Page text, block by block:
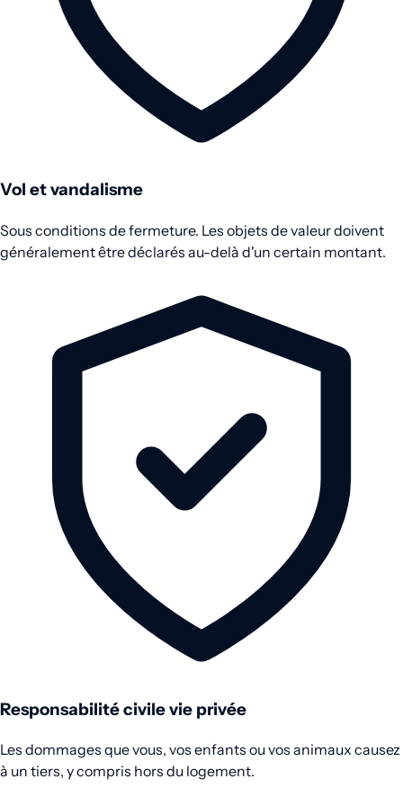
Vol et vandalisme
Sous conditions de fermeture. Les objets de valeur doivent
généralement être déclarés au-delà d'un certain montant.
Responsabilité civile vie privée
Les dommages que vous, vos enfants ou vos animaux causez
à un tiers, y compris hors du logement.